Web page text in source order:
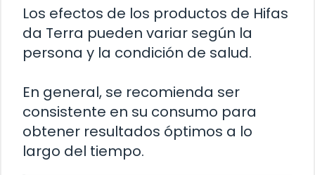
Los efectos de los productos de Hifas
da Terra pueden variar según la
persona y la condición de salud.
En general, se recomienda ser
consistente en su consumo para
obtener resultados óptimos a lo
largo del tiempo.